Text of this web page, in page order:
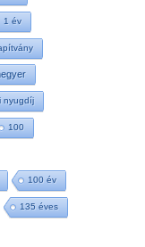
1 év
nyugdíj
100
100 év
135 éves